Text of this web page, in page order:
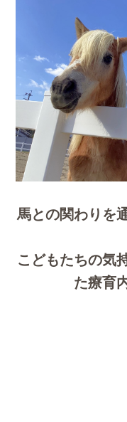
馬との関わりを
こどもたちの気
た療育